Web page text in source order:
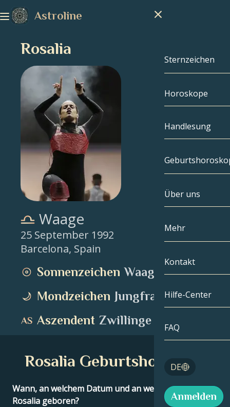
Astroline
Sternzeichen
Sternzeichen
Steinbock
Fische
Widder
Stier
Krebs
Löwe
Jungfrau
Schütze
Horoskope
Handlesung
Über uns
Mehr
Kompatibilität
Tarot
Engelszahlen
Kontakt
Hilfe-Center
FAQ
DE
English
Anmelden
Rosalia
Waage
25 September 1992
Barcelona, Spain
Sonnenzeichen Waage
Mondzeichen Jungfrau
Aszendent Zwillinge
Rosalia Geburtshoroskop
Wann, an welchem Datum und an welchem Ort wurde
Rosalia geboren?